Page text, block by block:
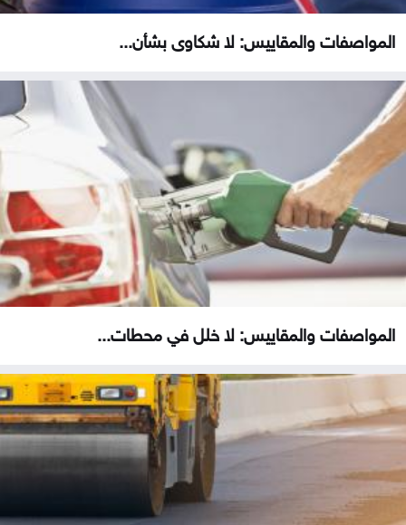
المواصفات والمقاييس: لا شكاوى بشأن...
المواصفات والمقاييس: لا خلل في محطات...